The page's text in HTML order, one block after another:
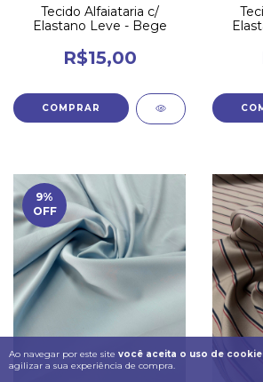
Ao navegar por este site você aceita o uso de
agilizar a sua experiência de compra.
Tecido Alfaiataria c/
Elastano Leve - Bege
R$15,00
9%
OFF